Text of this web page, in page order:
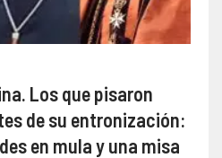
Los que pisaron
de su entronización:
en mula y una misa